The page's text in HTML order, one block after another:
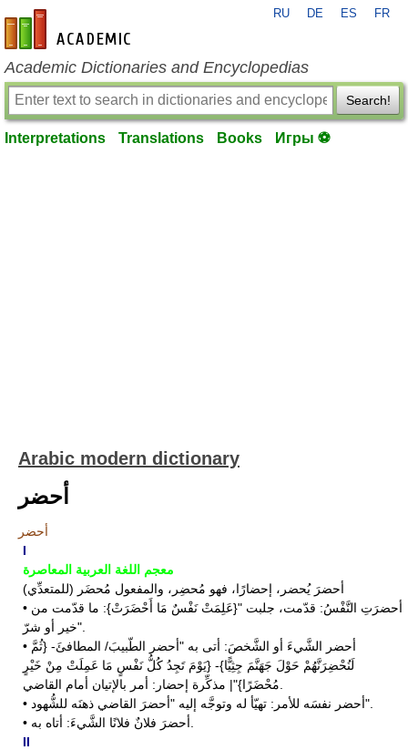
en-academic.com
RU DE ES FR
Academic Dictionaries and Encyclopedias
Search!
Interpretations Translations Books Игры ⚽
Arabic modern dictionary
أحضر
أحضر
I
معجم اللغة العربية المعاصرة
أحضرَ يُحضر، إحضارًا، فهو مُحضِر، والمفعول مُحضَر (للمتعدِّي)
• أحضرَتِ النَّفْسُ: قدّمت، جلبت "{عَلِمَتْ نَفْسٌ مَا أَحْضَرَتْ}: ما قدّمت من
خير أو شرّ".
• أحضر الشَّيءَ أو الشَّخصَ: أتى به "أحضر الطّبيبَ/ المطافئَ- {ثُمَّ
لَنُحْضِرَنَّهُمْ حَوْلَ جَهَنَّمَ جِثِيًّا}- {يَوْمَ تَجِدُ كُلُّ نَفْسٍ مَا عَمِلَتْ مِنْ خَيْرٍ
• أحضر نفسَه للأمر: تهيّأ له وتوجَّه إليه "أحضرَ القاضي ذهنَه للشُّهود".
II